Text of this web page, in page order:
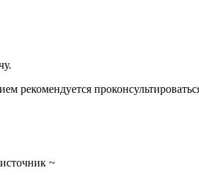
рекомендуется
~